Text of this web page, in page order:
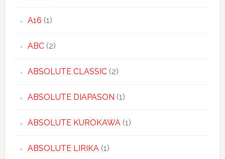
A16 (1)
ABC(2)
ABSOLUTE CLASSIC(2)
ABSOLUTE DIAPASON (1)
ABSOLUTE KUROKAWA(1)
ABSOLUTE LIRIKA(1)